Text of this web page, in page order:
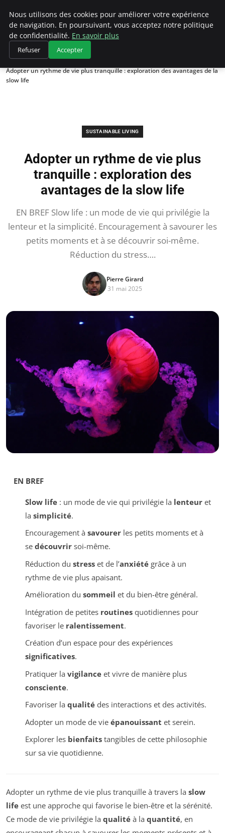
Climategatecountryclub.com
Accueil
Sustainable Living
Adopter un rythme de vie plus tranquille : exploration des avantages de la
slow life
SUSTAINABLE LIVING
Adopter un rythme de vie plus
tranquille : exploration des
avantages de la slow life
EN BREF Slow life : un mode de vie qui privilégie la
lenteur et la simplicité. Encouragement à savourer les
petits moments et à se découvrir soi-même.
Réduction du stress….
Pierre Girard
31 mai 2025
EN BREF
Slow life: un mode de vie qui privilégie la lenteuret
la simplicité.
Encouragement à savourerles petits moments et à
se découvrirsoi-même.
Réduction du stresset de l’anxiétégrâce à un
rythme de vie plus apaisant.
Amélioration du sommeil et du bien-être général.
Intégration de petites routinesquotidiennes pour
favoriser le ralentissement.
Création d’un espace pour des expériences
significatives.
Pratiquer la vigilanceet vivre de manière plus
consciente.
Favoriser la qualitédes interactions et des activités.
Adopter un mode de vie épanouissant et serein.
Explorer les bienfaitstangibles de cette philosophie
sur sa vie quotidienne.
Adopter un rythme de vie plus tranquille à travers la slow
life est une approche qui favorise le bien-être et la sérénité.
Ce mode de vie privilégie la qualité à la quantité, en
Nous utilisons des cookies pour améliorer votre expérience
de navigation. En poursuivant, vous acceptez notre politique
de confidentialité. En savoir plus
Refuser Accepter